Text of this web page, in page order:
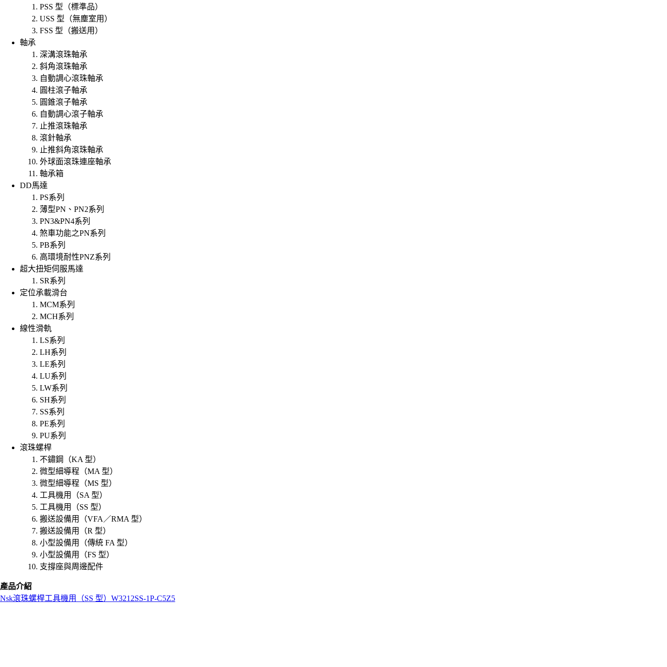
PSS 型（標準品）
USS 型（無塵室用）
FSS 型（搬送用）
軸承
深溝滾珠軸承
斜角滾珠軸承
自動調心滾珠軸承
圓柱滾子軸承
圓錐滾子軸承
自動調心滾子軸承
止推滾珠軸承
滾針軸承
止推斜角滾珠軸承
外球面滾珠連座軸承
軸承箱
DD馬達
PS系列
薄型PN、PN2系列
PN3&PN4系列
煞車功能之PN系列
PB系列
高環境耐性PNZ系列
超大扭矩伺服馬達
SR系列
定位承載滑台
MCM系列
MCH系列
線性滑軌
LS系列
LH系列
LE系列
LU系列
LW系列
SH系列
SS系列
PE系列
PU系列
滾珠螺桿
不鏽鋼（KA 型）
微型細導程（MA 型）
微型細導程（MS 型）
工具機用（SA 型）
工具機用（SS 型）
搬送設備用（VFA／RMA 型）
搬送設備用（R 型）
小型設備用（傳統 FA 型）
小型設備用（FS 型）
支撐座與周邊配件
產品介紹
Nsk滾珠螺桿工具機用（SS 型） W3212SS-1P-C5Z5